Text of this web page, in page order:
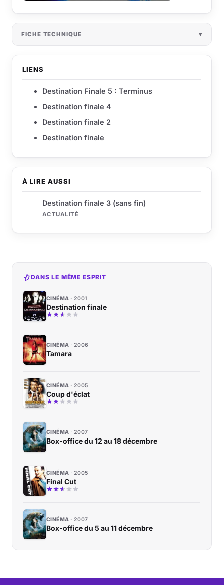
À LIRE AUSSI
Destination finale 3 (sans fin)
ACTUALITÉ
FICHE TECHNIQUE
LIENS
Destination Finale 5 : Terminus
Destination finale 4
Destination finale 2
Destination finale
DANS LE MÊME ESPRIT
CINÉMA 2001
Destination finale
CINÉMA 2006
Tamara
CINÉMA 2005
Coup d'éclat
CINÉMA 2007
Box-office du 12 au 18 décembre
CINÉMA 2005
Final Cut
CINÉMA 2007
Box-office du 5 au 11 décembre